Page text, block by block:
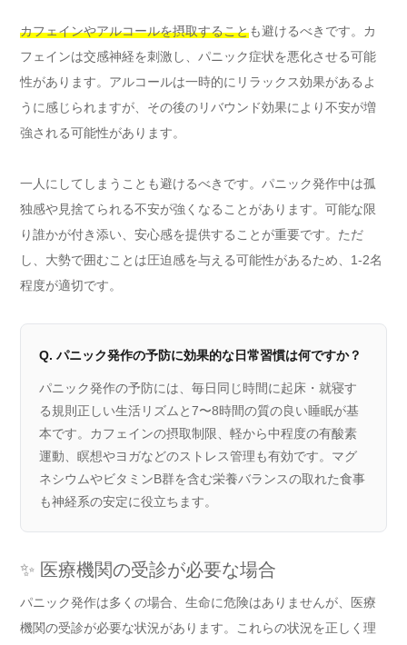
カフェインやアルコールを摂取することも避けるべきです。カ
フェインは交感神経を刺激し、パニック症状を悪化させる可能
性があります。アルコールは一時的にリラックス効果があるよ
うに感じられますが、その後のリバウンド効果により不安が増
強される可能性があります。
一人にしてしまうことも避けるべきです。パニック発作中は孤
独感や見捨てられる不安が強くなることがあります。可能な限
り誰かが付き添い、安心感を提供することが重要です。ただ
し、大勢で囲むことは圧迫感を与える可能性があるため、1-2名
程度が適切です。
Q. パニック発作の予防に効果的な日常習慣は何ですか？
パニック発作の予防には、毎日同じ時間に起床・就寝す
る規則正しい生活リズムと7〜8時間の質の良い睡眠が基
本です。カフェインの摂取制限、軽から中程度の有酸素
運動、瞑想やヨガなどのストレス管理も有効です。マグ
ネシウムやビタミンB群を含む栄養バランスの取れた食事
も神経系の安定に役立ちます。
✨ 医療機関の受診が必要な場合
パニック発作は多くの場合、生命に危険はありませんが、医療
機関の受診が必要な状況があります。これらの状況を正しく理